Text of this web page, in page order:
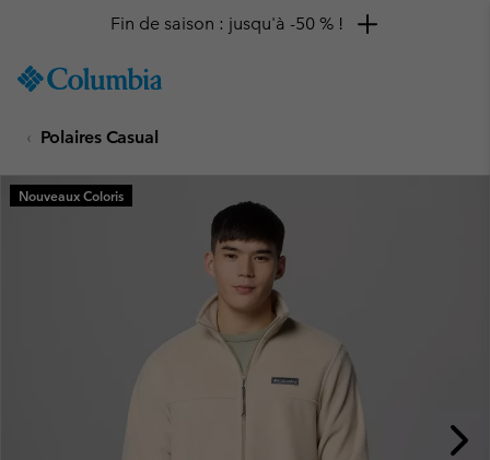
TO
SKIP
MAIN
NAV
Fin de saison : jusqu'à -50 % !
Polaires Casual
Nouveaux Coloris